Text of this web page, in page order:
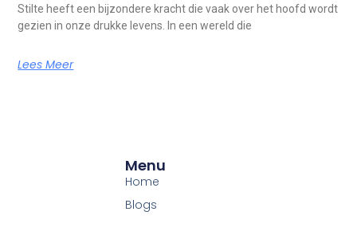
Stilte heeft een bijzondere kracht die vaak over het hoofd wordt
gezien in onze drukke levens. In een wereld die
Lees Meer
Menu
Home
Blogs